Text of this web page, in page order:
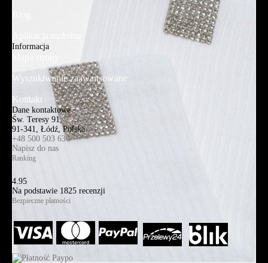
Informacja
Wyszukiwanie zaawansowane
Kontakt
Dane kontaktowe
Św. Teresy 91,
91-341, Łódź, Polska
+48 500 503 636
Napisz do nas
Ranking
4.95
Na podstawie 1825 recenzji
Bezpieczne płatności